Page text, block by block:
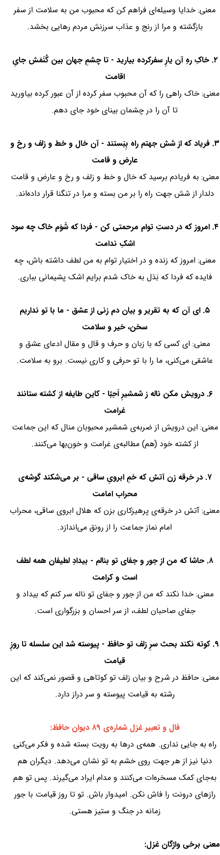
معنی: خدایا وسیله‌ای فراهم کن که محبوب من به سلامت از سفر
بازگشته و مرا از رنج و عذاب سرزنش مردم رهایی بخشد.
۲. خاکِ رهِ آن یارِ سفرکرده بیارید - تا چشمِ جهان بین کُنَمَش جایِ
اقامت
معنی: خاک راهی را که آن محبوب سفر کرده از آن عبور کرده بیاورید
تا آن را در چشمان بینای خود جای دهم.
۳. فریاد که از شش جهتم راه بِبَستند - آن خال و خط و زلف و رخ و
عارض و قامت
معنی: به فریادم برسید که خال و خط و زلف و رخ و عارض و قامت
دلدار از شش جهت راه را بر من بسته و مرا در تنگنا قرار داده‌اند.
۴. امروز که در دستِ توام مرحمتی کن - فردا که شَوَم خاک چه سود
اشکِ ندامت
معنی: امروز که زنده و در اختیار توام به من لطف داشته باش، چه
فایده که فردا که بَدَل به خاک شدم برایم اشک پشیمانی بباری.
۵. ای آن که به تقریر و بیان دم زنی از عشق - ما با تو نداریم
سخن، خیر و سلامت
معنی: ای کسی که با زبان و حرف و قال و مقال ادعای عشق و
عاشقی می‌کنی، ما را با تو حرفی و کاری نیست. برو به سلامت.
۶. درویش مکن ناله ز شمشیرِ اَحِبّا - کاین طایفه از کشته ستانند
غرامت
معنی: این درویش از ضربه‌ی شمشیر محبوبان منال که این جماعت
از کشته خود (هم) مطالبه‌ی غرامت و خون‌بها می‌کنند.
۷. در خرقه زن آتش که خمِ ابرویِ ساقی - بر می‌شکند گوشه‌ی
محراب امامت
معنی: آتش در خرقه‌ی پرهیزکاری بزن که هلال ابروی ساقی، محراب
امام نماز جماعت را از رونق می‌اندازد.
۸. حاشا که من از جور و جفای تو بنالم - بیدادِ لطیفان همه لطف
است و کرامت
معنی: خدا نکند که من از جور و جفای تو ناله سر کنم که بیداد و
جفای صاحبان لطف، از سر احسان و بزرگواری است.
۹. کوته نکند بحث سرِ زلف تو حافظ - پیوسته شد این سلسله تا روزِ
قیامت
معنی: حافظ در شرح و بیان زلف تو کوتاهی و قصور نمی‌کند که این
رشته به قیامت پیوسته و سر دراز دارد.
فال و تعبیر غزل شماره‌ی ۸۹ دیوان حافظ:
راه به جایی نداری. همه‌ی درها به رویت بسته شده و فکر می‌کنی
دنیا نیز از هر جهت روی خشم به تو نشان می‌دهد. دیگران هم
به‌جای کمک مسخره‌ات می‌کنند و مدام ایراد می‌گیرند. پس تو هم
رازهای درونت را فاش نکن. امیدوار باش. تو تا روز قیامت با جور
زمانه در جنگ و ستیز هستی.
معنی برخی واژگان غزل: